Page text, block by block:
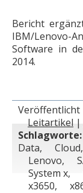
Bericht
IBM/Lenovo-
Software in
2014.
Veröffentlicht
Leitartikel |
Schlagworte:
Data, Cloud,
Lenovo,
System x,
x3650,